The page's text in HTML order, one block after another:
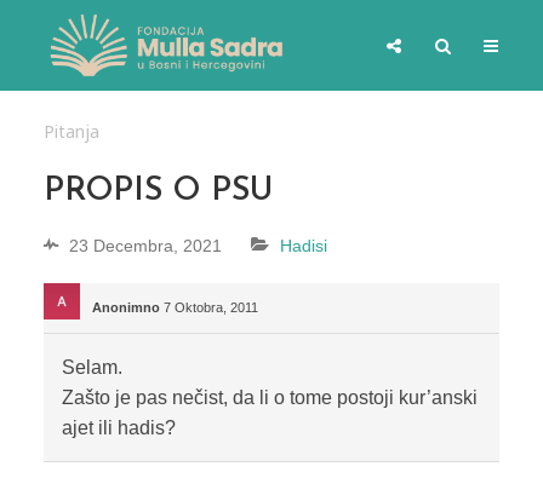
Pitanja
PROPIS O PSU
23 Decembra, 2021 Hadisi
Anonimno 7 Oktobra, 2011
Selam.
Zašto je pas nečist, da li o tome postoji kur’anski
ajet ili hadis?